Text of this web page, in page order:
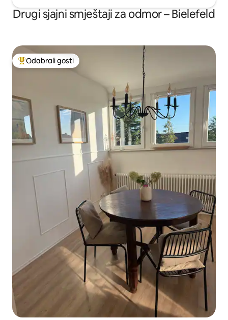
Drugi sjajni smještaji za odmor – Bielefeld
Među najviše rangiranima s oznakom „Odabrali gosti”
Odabrali gosti